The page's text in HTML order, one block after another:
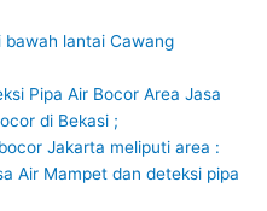
bawah lantai Cawang
Pipa Air Bocor Area Jasa
di Bekasi ;
Jakarta meliputi area :
Air Mampet dan deteksi pipa